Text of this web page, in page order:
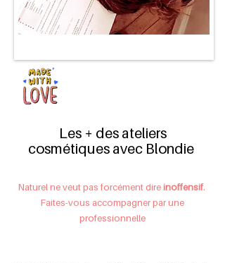
Les + des ateliers
cosmétiques avec Blondie
Naturel ne veut pas forcément direinoffensif. ​
Faites-vous accompagner par une
professionnelle